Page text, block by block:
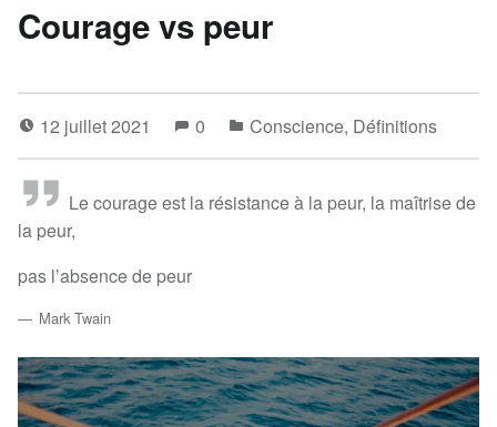
Courage vs peur
12 juillet 2021 0 Conscience, Définitions
Le courage est la résistance à la peur, la maîtrise de
la peur,
pas l’absence de peur
Mark Twain